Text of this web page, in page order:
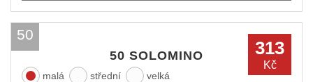
313
Kč
50 SOLOMINO
malá střední velká
50